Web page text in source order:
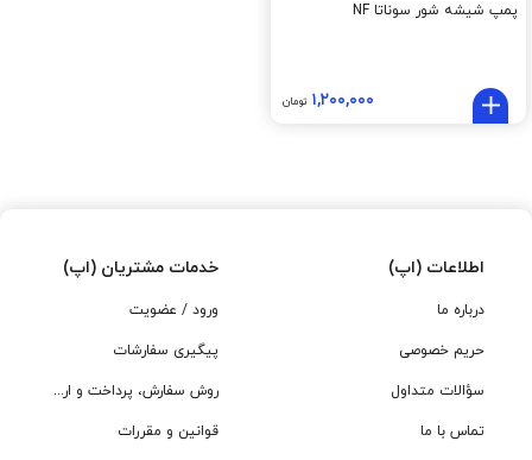
پمپ شیشه شور سوناتا NF
۱,۲۰۰,۰۰۰ تومان
اطلاعات (اپ)
درباره ما
حریم خصوصی
سؤالات متداول
تماس با ما
خدمات مشتریان (اپ)
ورود / عضویت
پیگیری سفارشات
روش سفارش، پرداخت و ارسال
قوانین و مقررات